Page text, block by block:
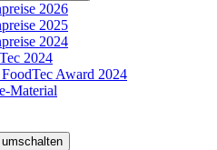
2026
2025
2024
2024
Award 2024
Material
umschalten